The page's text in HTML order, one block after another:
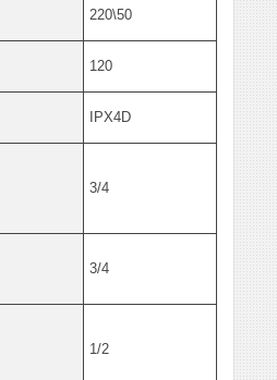
220\50
120
IPX4D
3/4
3/4
1/2